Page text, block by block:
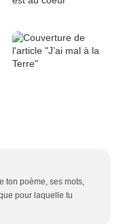
ton poème, ses mots,
pour laquelle tu